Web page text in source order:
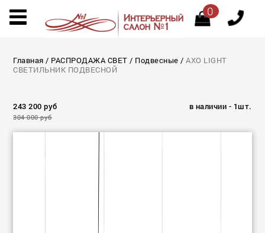
0
Главная / РАСПРОДАЖА СВЕТ / Подвесные /AXO LIGHT
СВЕТИЛЬНИК ПОДВЕСНОЙ
243 200 руб
304 000 руб
в наличии - 1шт.